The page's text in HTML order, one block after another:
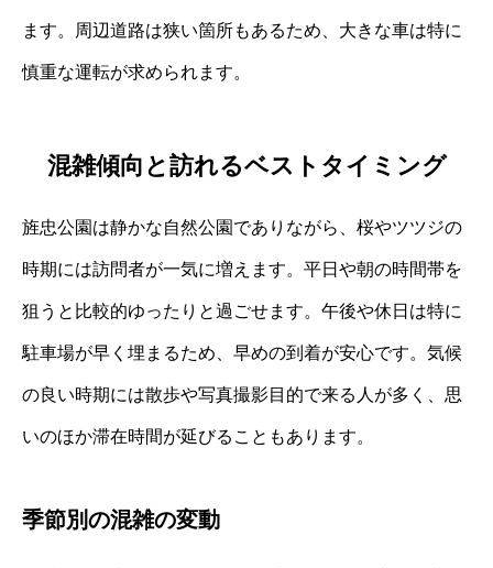
ます。周辺道路は狭い箇所もあるため、大きな車は特に
慎重な運転が求められます。
混雑傾向と訪れるベストタイミング
旌忠公園は静かな自然公園でありながら、桜やツツジの
時期には訪問者が一気に増えます。平日や朝の時間帯を
狙うと比較的ゆったりと過ごせます。午後や休日は特に
駐車場が早く埋まるため、早めの到着が安心です。気候
の良い時期には散歩や写真撮影目的で来る人が多く、思
いのほか滞在時間が延びることもあります。
季節別の混雑の変動